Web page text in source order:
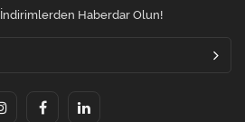
Haberdar Olun!